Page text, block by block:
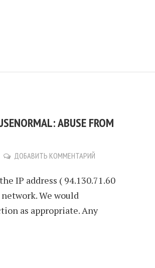
ABUSE FROM
ДОБАВИТЬ КОММЕНТАРИЙ
IP address ( 94.130.71.60
We would
as appropriate. Any